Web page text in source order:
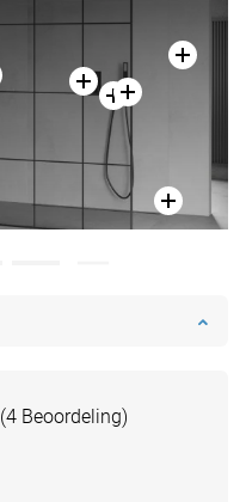
(4 Beoordeling)